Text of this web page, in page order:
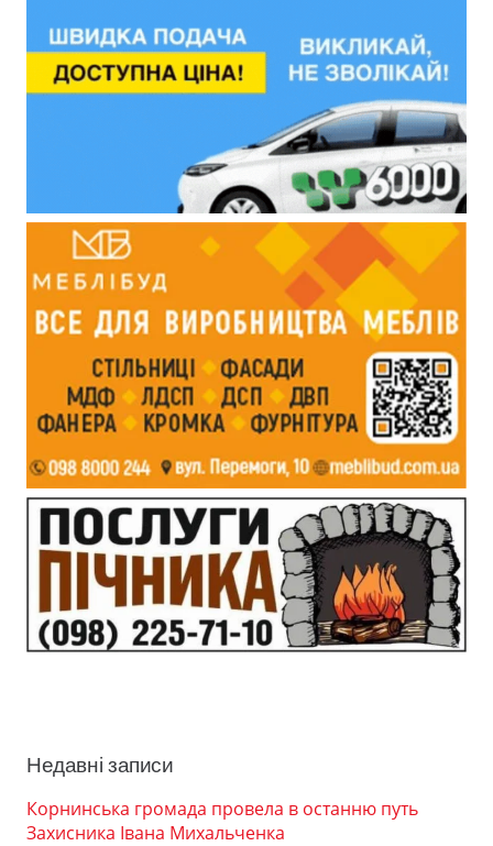
Недавні записи
Корнинська громада провела в останню путь
Захисника Івана Михальченка